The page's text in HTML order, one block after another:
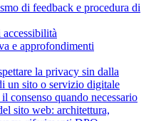
di feedback e procedura di
e approfondimenti
la privacy sin dalla
un sito o servizio digitale
consenso quando necessario
sito web: architettura,